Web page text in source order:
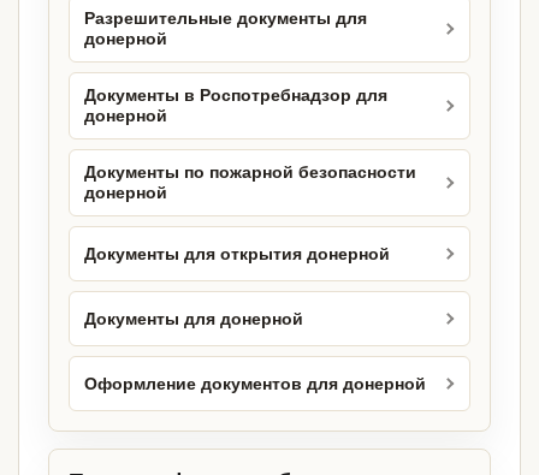
Разрешительные документы для
донерной
Документы в Роспотребнадзор для
донерной
Документы по пожарной безопасности
донерной
Документы для открытия донерной
Документы для донерной
Оформление документов для донерной